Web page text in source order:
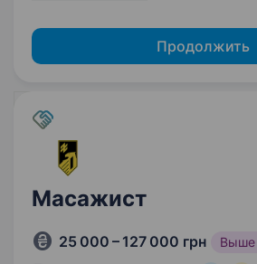
Продолжить
Масажист
25 000 – 127 000 грн Выше